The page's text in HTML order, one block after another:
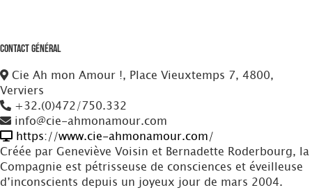
Contact Général
Cie Ah mon Amour !, Place Vieuxtemps 7, 4800,
Verviers
+32.(0)472/750.332
info@cie-ahmonamour.com
https://www.cie-ahmonamour.com/
Créée par Geneviève Voisin et Bernadette Roderbourg, la
Compagnie est pétrisseuse de consciences et éveilleuse
d’inconscients depuis un joyeux jour de mars 2004.